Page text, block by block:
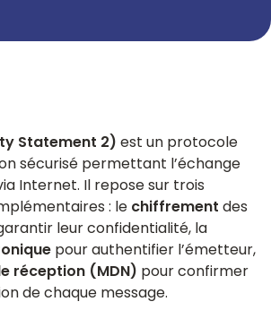
Statement 2) est un protocole
sécurisé permettant l’échange
Internet. Il repose sur trois
: le chiffrement des
leur confidentialité, la
pour authentifier l’émetteur,
réception (MDN) pour confirmer
de chaque message.